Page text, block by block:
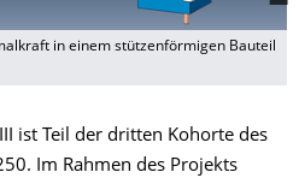
in einem stützenförmigen Bauteil
ist Teil der dritten Kohorte des
Im Rahmen des Projekts